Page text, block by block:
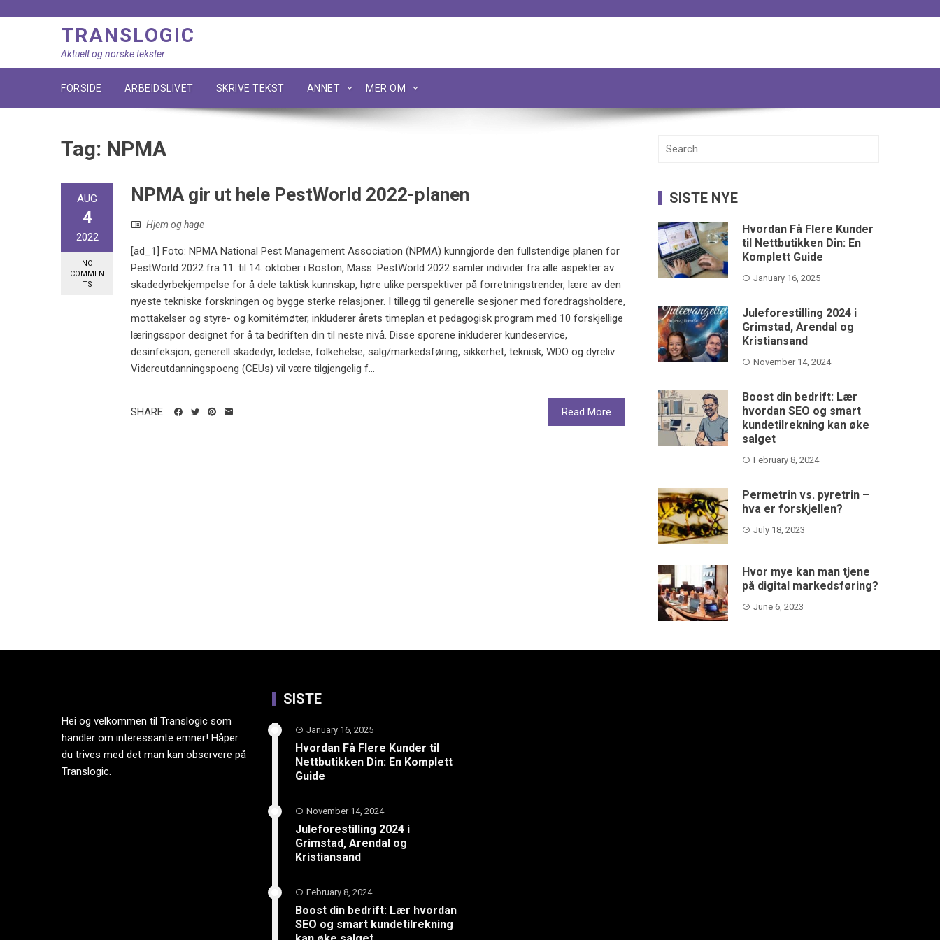
TRANSLOGIC
Aktuelt og norske tekster
FORSIDE ARBEIDSLIVET SKRIVE TEKST ANNET MER OM
Tag: NPMA
AUG
4
2022
NO
COMMEN
TS
NPMA gir ut hele PestWorld 2022-planen
Hjem og hage
[ad_1] Foto: NPMA National Pest Management Association (NPMA) kunngjorde den fullstendige planen for
PestWorld 2022 fra 11. til 14. oktober i Boston, Mass. PestWorld 2022 samler individer fra alle aspekter av
skadedyrbekjempelse for å dele taktisk kunnskap, høre ulike perspektiver på forretningstrender, lære av den
nyeste tekniske forskningen og bygge sterke relasjoner. I tillegg til generelle sesjoner med foredragsholdere,
mottakelser og styre- og komitémøter, inkluderer årets timeplan et pedagogisk program med 10 forskjellige
læringsspor designet for å ta bedriften din til neste nivå. Disse sporene inkluderer kundeservice,
desinfeksjon, generell skadedyr, ledelse, folkehelse, salg/markedsføring, sikkerhet, teknisk, WDO og dyreliv.
Videreutdanningspoeng (CEUs) vil være tilgjengelig f...
Read More
SHARE
Search
SISTE NYE
Hvordan Få Flere Kunder
til Nettbutikken Din: En
Komplett Guide
January 16, 2025
Juleforestilling 2024 i
Grimstad, Arendal og
Kristiansand
November 14, 2024
Boost din bedrift: Lær
hvordan SEO og smart
kundetilrekning kan øke
salget
February 8, 2024
Permetrin vs. pyretrin –
hva er forskjellen?
July 18, 2023
Hvor mye kan man tjene
på digital markedsføring?
June 6, 2023
Hei og velkommen til Translogic som
handler om interessante emner! Håper
du trives med det man kan observere på
Translogic.
SISTE
January 16, 2025
Hvordan Få Flere Kunder til
Nettbutikken Din: En Komplett
Guide
November 14, 2024
Juleforestilling 2024 i
Grimstad, Arendal og
Kristiansand
February 8, 2024
Boost din bedrift: Lær hvordan
SEO og smart kundetilrekning